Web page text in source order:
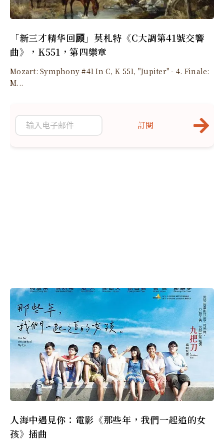
「新三才精华回顾」莫札特《C大調第41號交響
曲》，K551，第四樂章
Mozart: Symphony #41 In C, K 551, "Jupiter" - 4. Finale:
M...
人海中遇見你：電影《那些年，我們一起追的女
孩》插曲
訂閱